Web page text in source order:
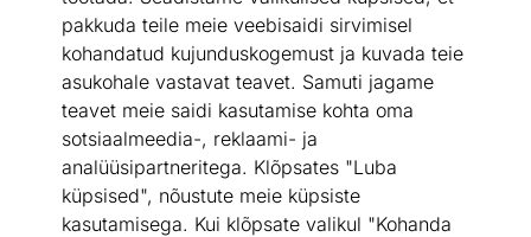
pakkuda teile meie veebisaidi sirvimisel
kohandatud kujunduskogemust ja kuvada teie
asukohale vastavat teavet. Samuti jagame
teavet meie saidi kasutamise kohta oma
sotsiaalmeedia-, reklaami- ja
analüüsipartneritega. Klõpsates "Luba
küpsised", nõustute meie küpsiste
kasutamisega. Kui klõpsate valikul "Kohanda